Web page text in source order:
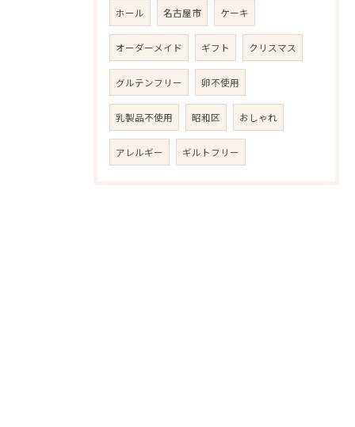
ホール 名古屋市 ケーキ
オーダーメイド ギフト クリスマス
グルテンフリー 卵不使用
乳製品不使用 昭和区 おしゃれ
アレルギー ギルトフリー